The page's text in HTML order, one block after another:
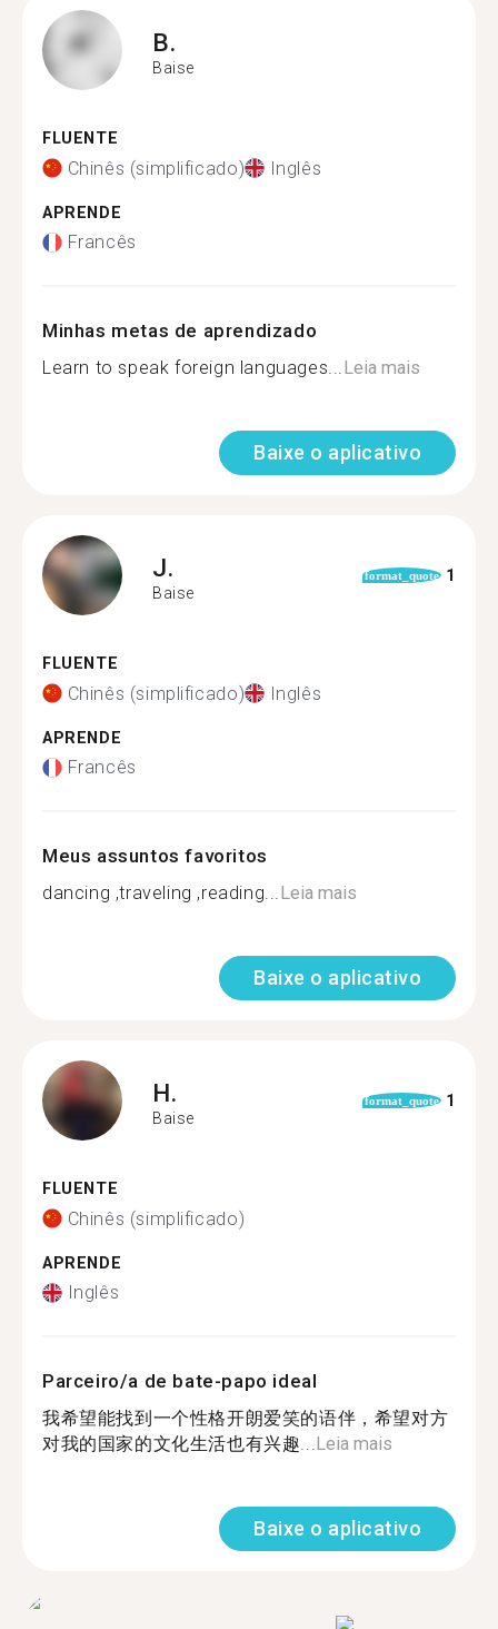
B.
Baise
FLUENTE
Chinês (simplificado) Inglês
APRENDE
Francês
Minhas metas de aprendizado
Learn to speak foreign languages...Leia mais
Baixe o aplicativo
J.
Baise
format_quote 1
FLUENTE
Chinês (simplificado) Inglês
APRENDE
Francês
Meus assuntos favoritos
dancing ,traveling ,reading...Leia mais
Baixe o aplicativo
H.
Baise
format_quote 1
FLUENTE
Chinês (simplificado)
APRENDE
Inglês
Parceiro/a de bate-papo ideal
我希望能找到一个性格开朗爱笑的语伴，希望对方
对我的国家的文化生活也有兴趣...Leia mais
Baixe o aplicativo